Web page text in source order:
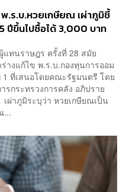
พ.ร.บ.หวยเกษียณ เผ่าภูมิชี้
ปีขึ้นไปซื้อได้ 3,000 บาท
ทนราษฎร ครั้งที่ 28 สมัย
งแก้ไข พ.ร.บ.กองทุนการออม
1 ที่เสนอโดยคณะรัฐมนตรี โดย
รกระทรวงการคลัง อภิปราย
ผ่าภูมิระบุว่า หวยเกษียณเป็น
...